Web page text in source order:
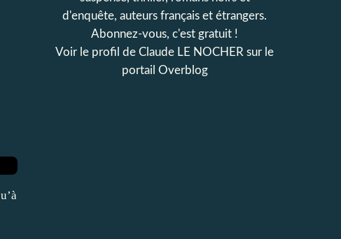
d'enquête, auteurs français et étrangers.
Abonnez-vous, c'est gratuit !
Voir le profil de Claude LE NOCHER sur le
portail Overblog